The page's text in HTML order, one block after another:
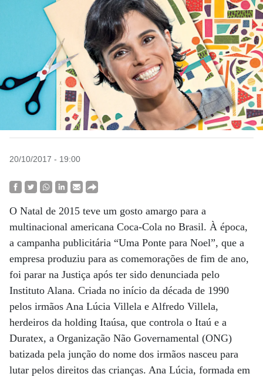
20/10/2017 - 19:00
O Natal de 2015 teve um gosto amargo para a
multinacional americana Coca-Cola no Brasil. À época,
a campanha publicitária “Uma Ponte para Noel”, que a
empresa produziu para as comemorações de fim de ano,
foi parar na Justiça após ter sido denunciada pelo
Instituto Alana. Criada no início da década de 1990
pelos irmãos Ana Lúcia Villela e Alfredo Villela,
herdeiros da holding Itaúsa, que controla o Itaú e a
Duratex, a Organização Não Governamental (ONG)
batizada pela junção do nome dos irmãos nasceu para
lutar pelos direitos das crianças. Ana Lúcia, formada em